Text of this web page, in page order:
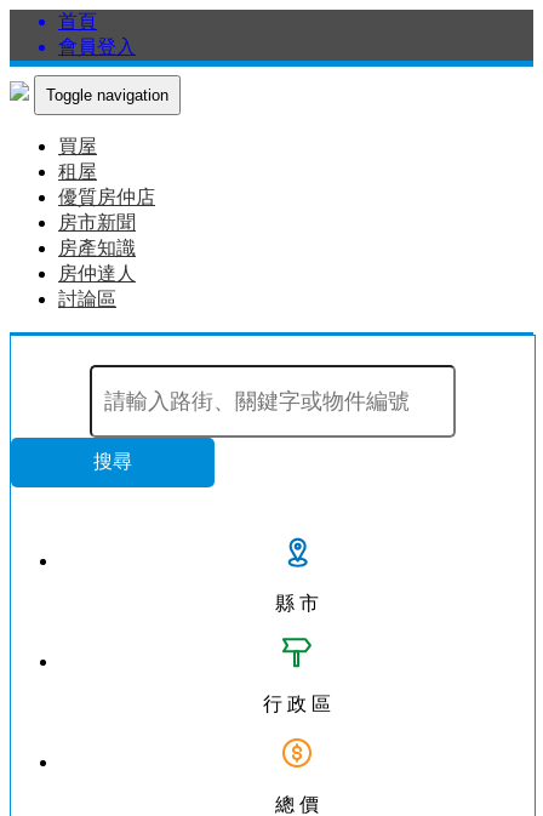
首頁
會員登入
Toggle navigation
買屋
租屋
優質房仲店
房市新聞
房產知識
房仲達人
討論區
搜尋
縣 市
行 政 區
總 價